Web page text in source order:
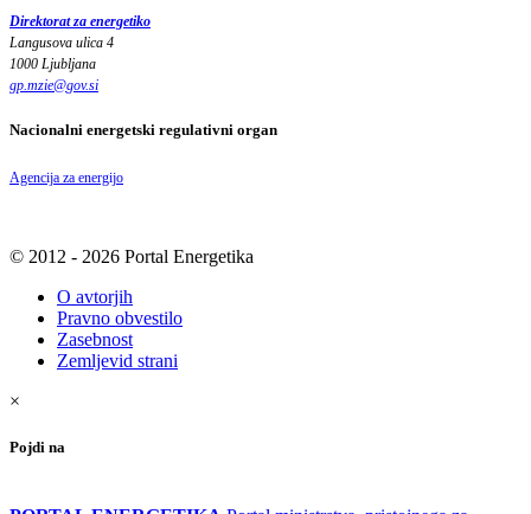
Direktorat za energetiko
Langusova ulica 4
1000 Ljubljana
gp.mzie@gov.si
Nacionalni energetski regulativni organ
Agencija za energijo
© 2012 - 2026 Portal Energetika
O avtorjih
Pravno obvestilo
Zasebnost
Zemljevid strani
×
Pojdi na